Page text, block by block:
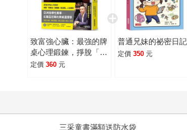
致富強心臟：最強的牌
桌心理鍛鍊，掙脫「我
無法 ? 我應該 ? 我沒
定價 360 元
普通兄妹的祕密日
定價 350 元
三采童書滿額送防水袋